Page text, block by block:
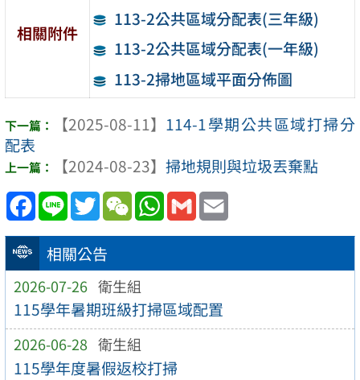
相關公告
2026-07-26 衛生組
115學年暑期班級打掃區域配置
2026-06-28 衛生組
115學年度暑假返校打掃
相關附件
113-2公共區域分配表(三年級)
113-2公共區域分配表(一年級)
113-2掃地區域平面分佈圖
【2025-08-11】 114-1學期公共區域打掃分
配表
【2024-08-23】 掃地規則與垃圾丟棄點
Facebook
Line TwitterWeChatWhatsApp
Gmail